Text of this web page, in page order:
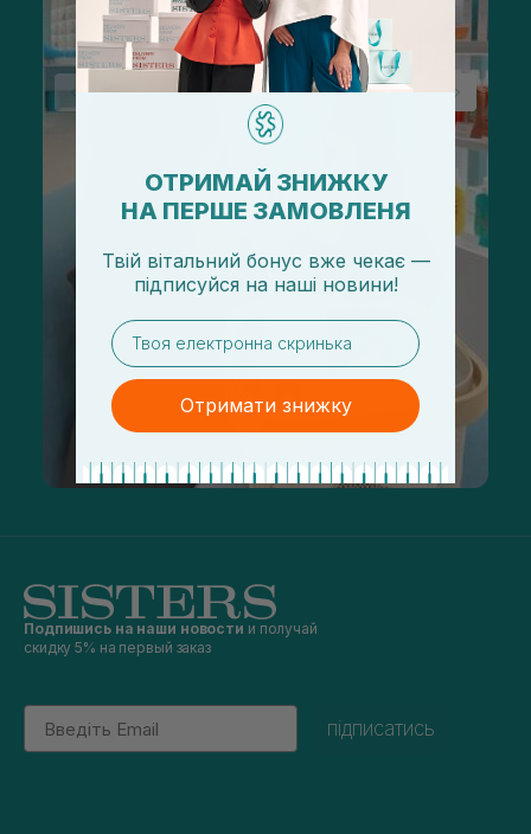
Подпишись на наши новости и получай
скидку 5% на первый заказ
Email
підписатись
ОТРИМАЙ ЗНИЖКУ
НА ПЕРШЕ ЗАМОВЛЕНЯ
Твій вітальний бонус вже чекає —
підписуйся на наші новини!
email
Отримати знижку